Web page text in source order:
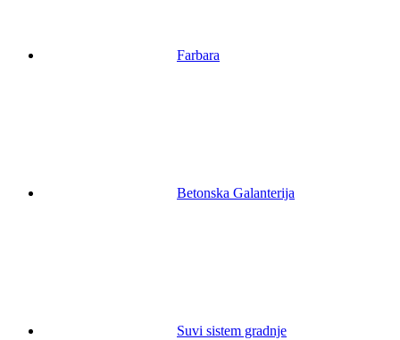
Farbara
Betonska Galanterija
Suvi sistem gradnje